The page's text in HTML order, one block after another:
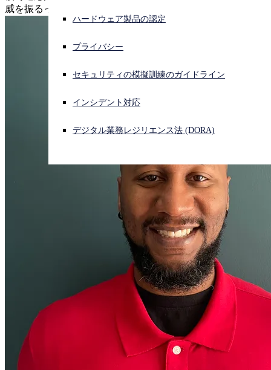
サイバー攻撃を受けている場合、連絡先はこちら
ハードウェア製品の認定
プライバシー
セキュリティの模擬訓練のガイドライン
インシデント対応
デジタル業務レジリエンス法 (DORA)
威を振るっています。